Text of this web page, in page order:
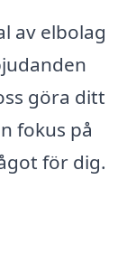
av elbolag
göra ditt
fokus på
för dig.